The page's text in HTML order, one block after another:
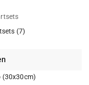
(7)
(30x30cm)